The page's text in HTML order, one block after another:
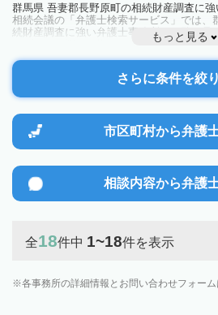
群馬県 吾妻郡長野原町の相続財産調査に強
相続会議の「弁護士検索サービス」では、
続財産調査に強い弁護士事務所を一覧で見
ラブルやお悩みを抱えている方は一度近隣
う。
もっと見る
さらに条件を絞
市区町村から弁護
相談内容から弁護
全18件中 1~18件を表示
各事務所の詳細情報とお問い合わせフォー